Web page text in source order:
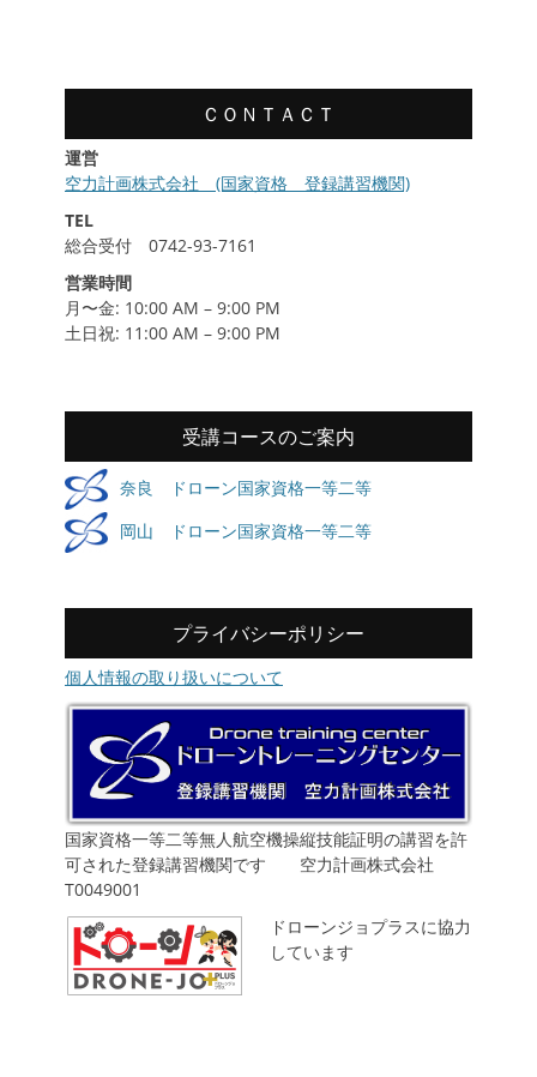
ＣＯＮＴＡＣＴ
運営
空力計画株式会社 (国家資格 登録講習機関)
TEL
総合受付 0742-93-7161
営業時間
月〜金: 10:00 AM – 9:00 PM
土日祝: 11:00 AM – 9:00 PM
受講コースのご案内
奈良 ドローン国家資格一等二等
岡山 ドローン国家資格一等二等
プライバシーポリシー
個人情報の取り扱いについて
国家資格一等二等無人航空機操縦技能証明の講習を許
可された登録講習機関です 空力計画株式会社
T0049001
ドローンジョプラスに協力
しています